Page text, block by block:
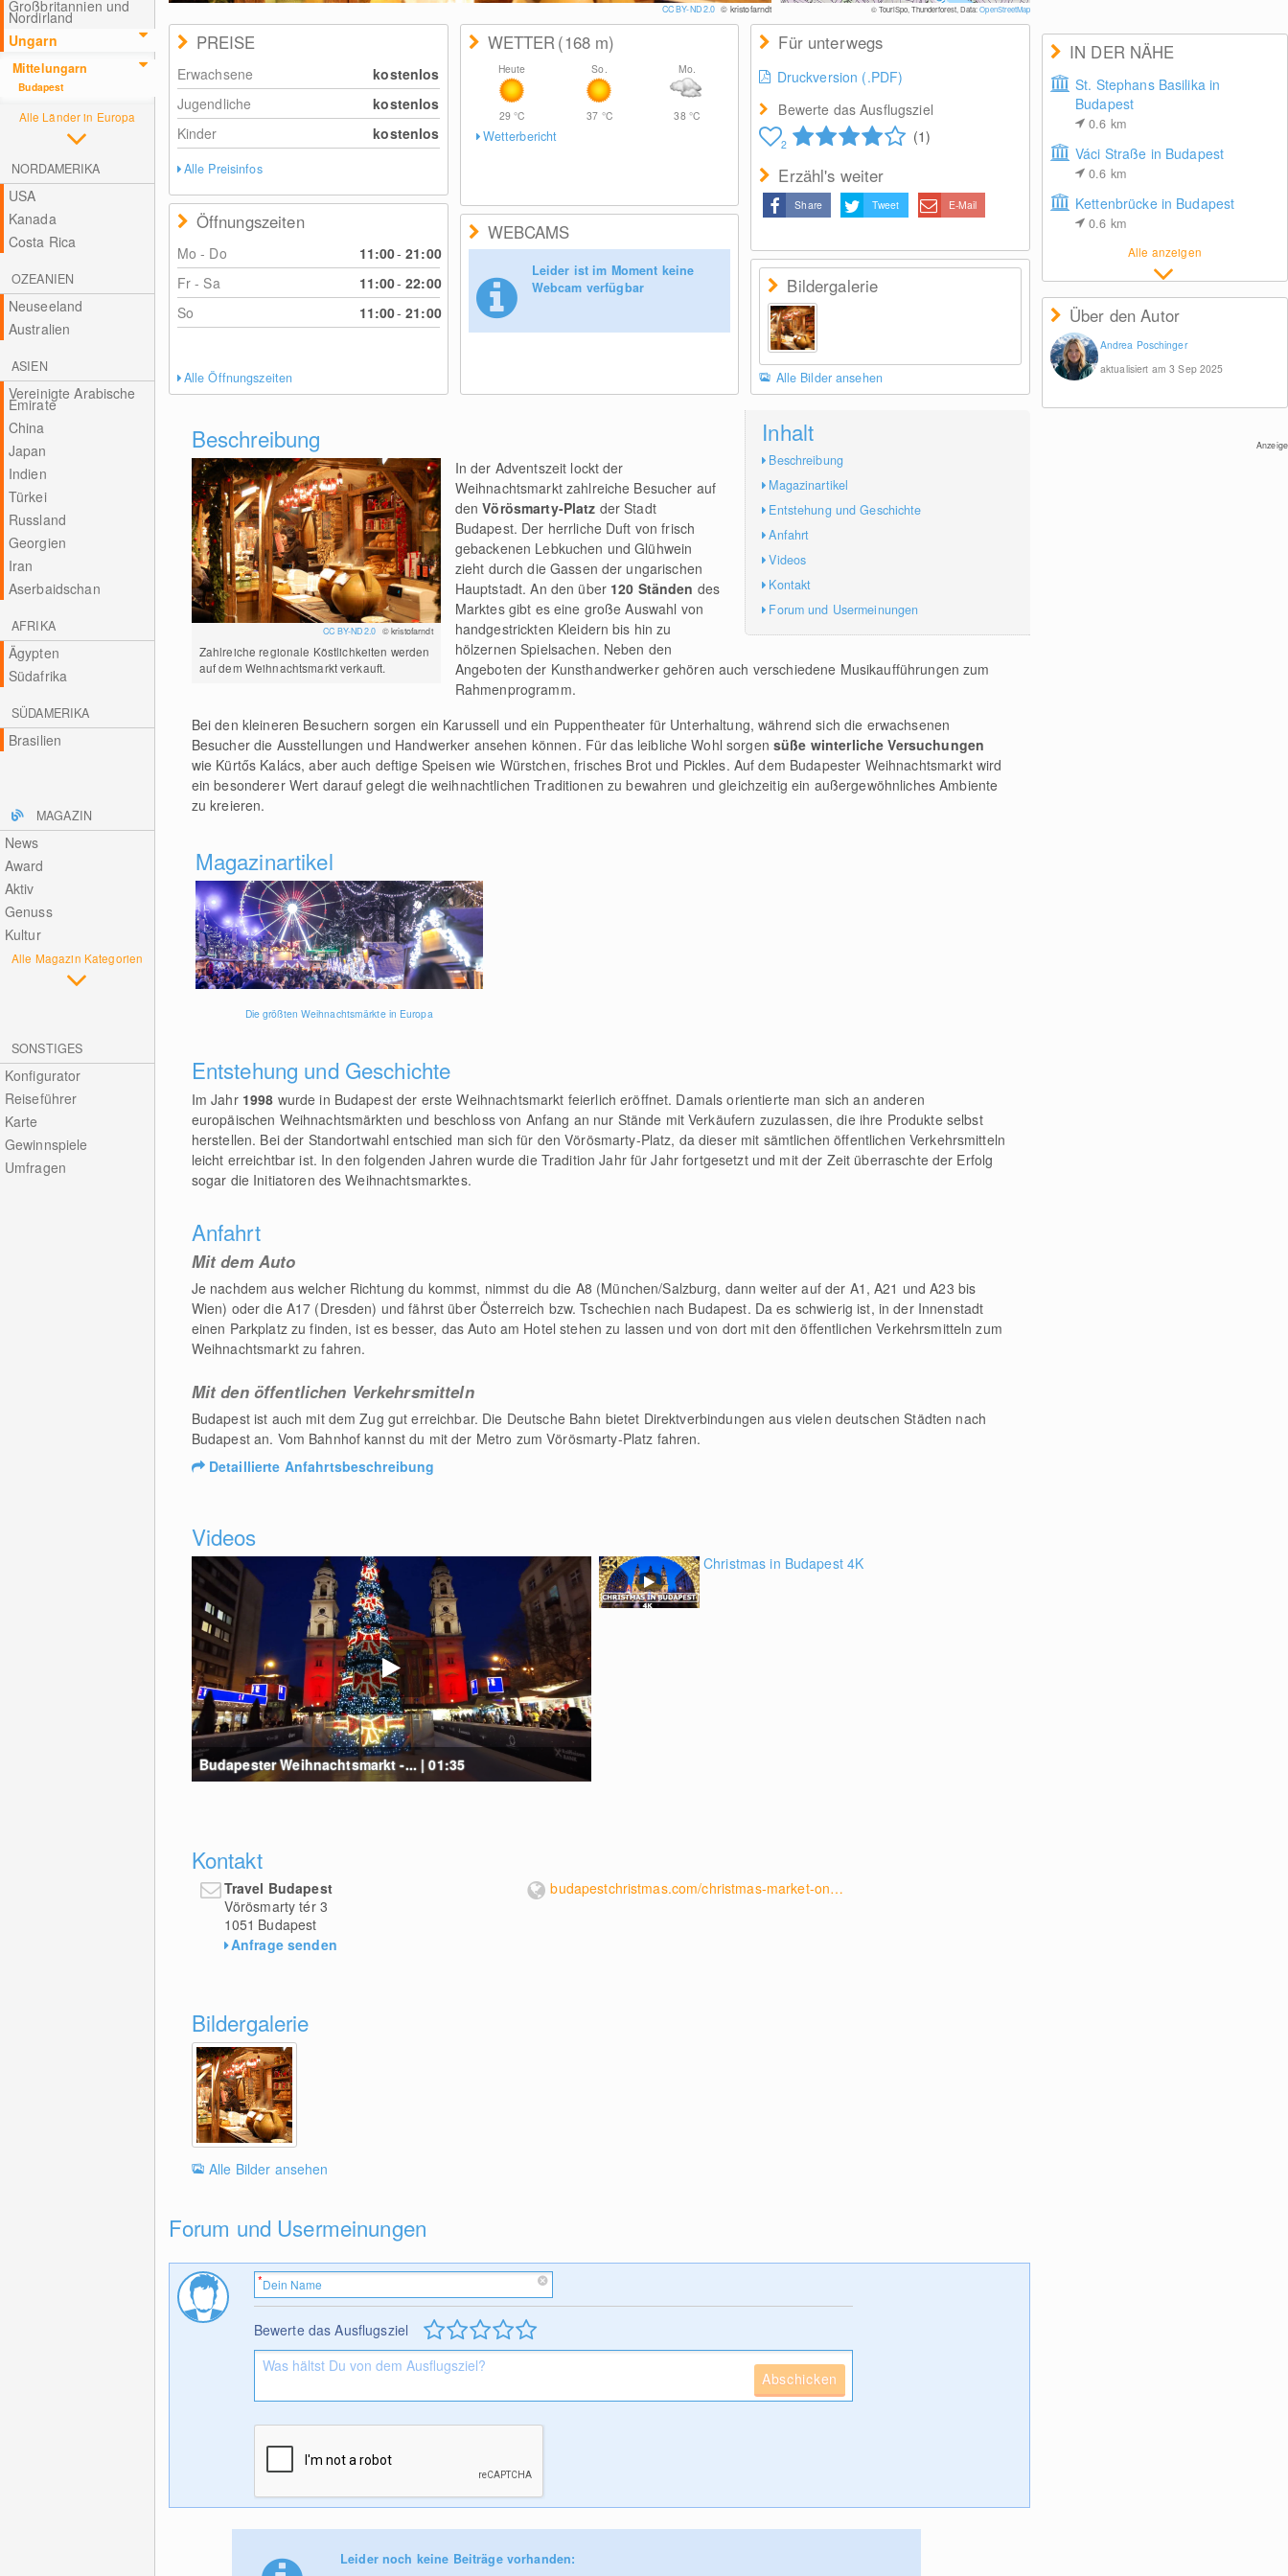
Großbritannien und
Nordirland
Alle Länder in Europa
Ungarn
Mittelungarn
Budapest
NORDAMERIKA
USA
Kanada
Costa Rica
OZEANIEN
Neuseeland
Australien
ASIEN
Vereinigte Arabische
Emirate
China
Japan
Indien
Türkei
Russland
Georgien
Iran
Aserbaidschan
AFRIKA
Ägypten
Südafrika
SÜDAMERIKA
Brasilien
MAGAZIN
News
Award
Aktiv
Genuss
Kultur
Alle Magazin Kategorien
SONSTIGES
Konfigurator
Reiseführer
Karte
Gewinnspiele
Umfragen
CC BY-ND 2.0 © kristofarndt © TouriSpo, Thunderforest, Data:OpenStreetMap
IN DER NÄHE
St. Stephans Basilika in
Budapest
0.6 km
Váci Straße in Budapest
0.6 km
Kettenbrücke in Budapest
0.6 km
Alle anzeigen
Über den Autor
Andrea Poschinger
aktualisiert am 3 Sep 2025
Anzeige
PREISE
Erwachsene
kostenlos
Jugendliche
kostenlos
Kinder
kostenlos
Alle Preisinfos
Öffnungszeiten
Mo - Do 11:00- 21:00
Fr - Sa
11:00- 22:00
So
11:00- 21:00
Alle Öffnungszeiten
WETTER(168 m)
Heute
29°C
So.
37 °C
Mo.
38 °C
Wetterbericht
WEBCAMS
Leider ist im Moment keine
Webcam verfügbar
Für unterwegs
Druckversion (.PDF)
Bewerte das Ausflugsziel
2 (1)
Erzähl's weiter
Share Tweet E-Mail
Bildergalerie
Alle Bilder ansehen
Inhalt
Beschreibung
Magazinartikel
Entstehung und Geschichte
Anfahrt
Videos
Kontakt
Forum und Usermeinungen
Beschreibung
CC BY-ND 2.0 © kristofarndt
Zahlreiche regionale Köstlichkeiten werden
auf dem Weihnachtsmarkt verkauft.
In der Adventszeit lockt der
Weihnachtsmarkt zahlreiche Besucher auf
den Vörösmarty-Platz der Stadt
Budapest. Der herrliche Duft von frisch
gebackenen Lebkuchen und Glühwein
zieht durch die Gassen der ungarischen
Hauptstadt. An den über 120 Ständen des
Marktes gibt es eine große Auswahl von
handgestrickten Kleidern bis hin zu
hölzernen Spielsachen. Neben den
Angeboten der Kunsthandwerker gehören auch verschiedene Musikaufführungen zum
Rahmenprogramm.
Bei den kleineren Besuchern sorgen ein Karussell und ein Puppentheater für Unterhaltung, während sich die erwachsenen
Besucher die Ausstellungen und Handwerker ansehen können. Für das leibliche Wohl sorgensüße winterliche Versuchungen
wie Kürtős Kalács, aber auch deftige Speisen wie Würstchen, frisches Brot und Pickles. Auf dem Budapester Weihnachtsmarkt wird
ein besonderer Wert darauf gelegt die weihnachtlichen Traditionen zu bewahren und gleichzeitig ein außergewöhnliches Ambiente
zu kreieren.
Magazinartikel
Die größten Weihnachtsmärkte in Europa
Entstehung und Geschichte
Im Jahr 1998 wurde in Budapest der erste Weihnachtsmarkt feierlich eröffnet. Damals orientierte man sich an anderen
europäischen Weihnachtsmärkten und beschloss von Anfang an nur Stände mit Verkäufern zuzulassen, die ihre Produkte selbst
herstellen. Bei der Standortwahl entschied man sich für den Vörösmarty-Platz, da dieser mit sämtlichen öffentlichen Verkehrsmitteln
leicht erreichtbar ist. In den folgenden Jahren wurde die Tradition Jahr für Jahr fortgesetzt und mit der Zeit überraschte der Erfolg
sogar die Initiatoren des Weihnachtsmarktes.
Anfahrt
Mit dem Auto
Je nachdem aus welcher Richtung du kommst, nimmst du die A8 (München/Salzburg, dann weiter auf der A1, A21 und A23 bis
Wien) oder die A17 (Dresden) und fährst über Österreich bzw. Tschechien nach Budapest. Da es schwierig ist, in der Innenstadt
einen Parkplatz zu finden, ist es besser, das Auto am Hotel stehen zu lassen und von dort mit den öffentlichen Verkehrsmitteln zum
Weihnachtsmarkt zu fahren.
Mit den öffentlichen Verkehrsmitteln
Budapest ist auch mit dem Zug gut erreichbar. Die Deutsche Bahn bietet Direktverbindungen aus vielen deutschen Städten nach
Budapest an. Vom Bahnhof kannst du mit der Metro zum Vörösmarty-Platz fahren.
Detaillierte Anfahrtsbeschreibung
Videos
Budapester Weihnachtsmarkt -... | 01:35
Christmas in Budapest 4K
Kontakt
Travel Budapest
Vörösmarty tér 3
1051 Budapest
Anfrage senden
budapestchristmas.com/christmas-market-on-vorosmarty-square
Bildergalerie
Alle Bilder ansehen
Forum und Usermeinungen
Bewerte das Ausflugsziel
Abschicken
Leider noch keine Beiträge vorhanden: